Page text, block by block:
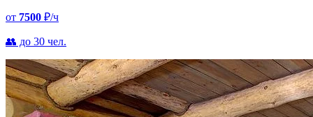
от 7500 ₽/ч
👥 до 30 чел.